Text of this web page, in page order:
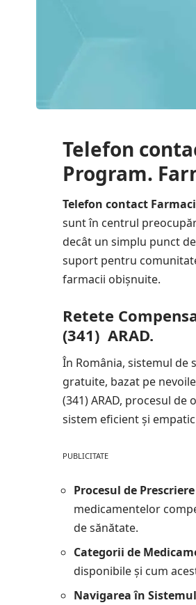
Telefon
Program.
Telefon contact
sunt în centrul
decât un simplu punct
suport pentru
farmacii obișnuite.
Retete
(341) ARAD.
În România, sistemul de
gratuite, bazat pe
(341) ARAD, procesul
sistem eficient și
PUBLICITATE
Procesul de
medicamentelor
de sănătate.
Categorii de
disponibile și cum
Navigarea în